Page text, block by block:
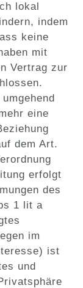
lokal
indem
keine
mit
Vertrag zur
eine
dem Art.
erfolgt
des
1 lit a
im
ist
und